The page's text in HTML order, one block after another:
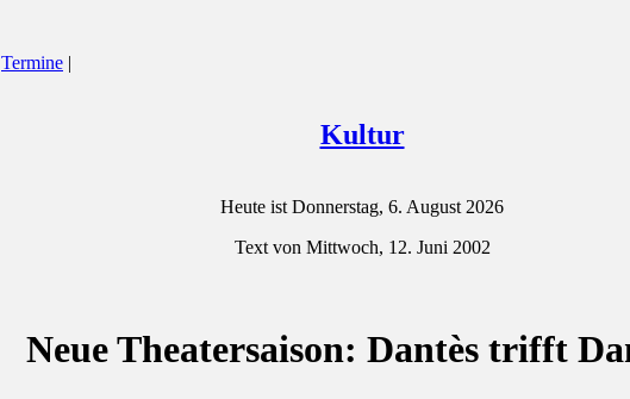
Termine |
Kultur
Heute ist Donnerstag, 6. August 2026
Text von Mittwoch, 12. Juni 2002
Neue Theatersaison: Dantès trifft